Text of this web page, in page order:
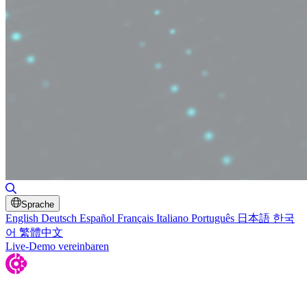
Sprache
English Deutsch Español Français Italiano Português 日本語 한국
어 繁體中文
Live-Demo vereinbaren